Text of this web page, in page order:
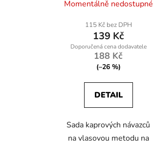
Momentálně nedostupné
115 Kč bez DPH
139 Kč
188 Kč
(–26 %)
DETAIL
Sada kaprových návazců
na vlasovou metodu na